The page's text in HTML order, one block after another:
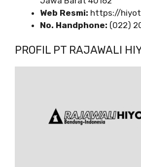
Web Resmi: https://
No. Handphone: (022)
PROFIL PT RAJAWALI